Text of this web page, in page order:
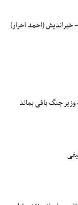
خیراندیش (احمد احرار)
جنگ باقی بماند